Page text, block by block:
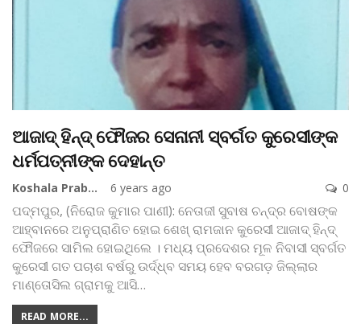
ଆଜାଦ୍ ହିନ୍ଦ୍ ଫୌଜର ସେନାନୀ ସ୍ବର୍ଗତ କୁରେସୀଙ୍କ
ଧର୍ମପତ୍ନୀଙ୍କ ଦେହାନ୍ତ
Koshala Prabaha 6 years ago 0
ପଦ୍ମପୁର, (ନିରୋଜ କୁମାର ପାଣୀ): ନେତାଜୀ ସୁବାଷ ଚନ୍ଦ୍ର ବୋଷଙ୍କ
ଆହ୍ବାନରେ ଅନୁପ୍ରାଣିତ ହୋଇ ଶେଖ୍ ରାମଜାନ କୁରେସୀ ଆଜାଦ୍ ହିନ୍ଦ୍
ଫୌଜରେ ସାମିଲ ହୋଇଥିଲେ । ମଧ୍ୟ ପ୍ରଦେଶର ମୂଳ ନିବାସୀ ସ୍ବର୍ଗତ
କୁରେସୀ ଗତ ପଚାଶ ବର୍ଷରୁ ଉର୍ଦ୍ଧ୍ବ ସମୟ ହେବ ବରଗଡ଼ ଜିଲ୍ଲାର
ମାଣ୍ତୋସିଲ ଗ୍ରାମକୁ ଆସି…
READ MORE...